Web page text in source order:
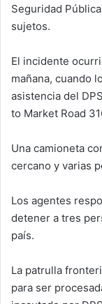
Seguridad
sujetos.
El incidente
mañana, cuando
asistencia del
to Market Road
Una camioneta
cercano y varias
Los agentes
detener a tres
país.
La patrulla
para ser